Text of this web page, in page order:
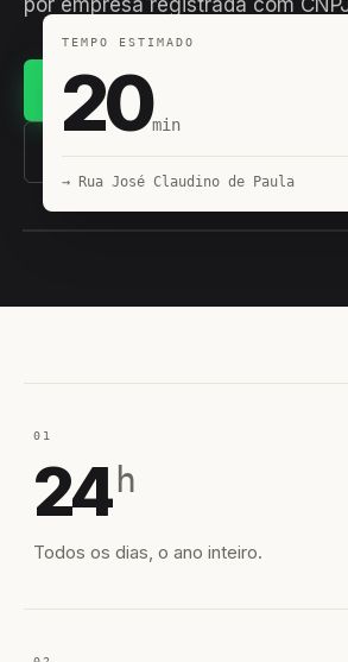
por empresa registrada com
(11) 93407-
TEMPO ESTIMADO
20min
→ Rua José Claudino de Paula
01
24 h
Todos os dias, o ano inteiro.